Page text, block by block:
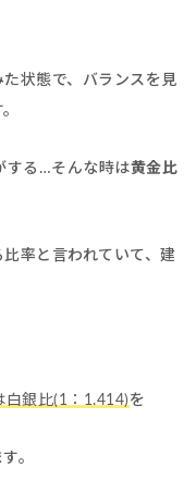
状態で、バランスを見
する…そんな時は黄金比
率と言われていて、建
白銀比(1：1.414) を
。